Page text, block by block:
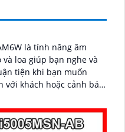
là tính năng âm
loa giúp bạn nghe và
tiện khi bạn muốn
với khách hoặc cảnh báo
pháp giám sát thông
quả